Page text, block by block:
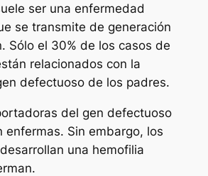
ser una enfermedad
se transmite de generación
Sólo el 30% de los casos de
relacionados con la
defectuoso de los padres.
del gen defectuoso
enfermas. Sin embargo, los
una hemofilia